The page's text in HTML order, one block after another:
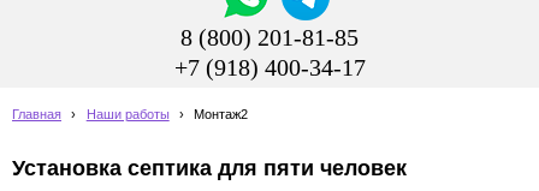
8 (800) 201-81-85
+7 (918) 400-34-17
Главная › Наши работы › Монтаж2
Установка септика для пяти человек